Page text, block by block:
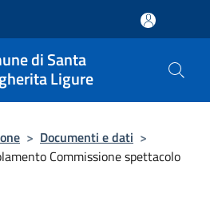
di Santa
Ligure
> Documenti e dati >
Commissione spettacolo